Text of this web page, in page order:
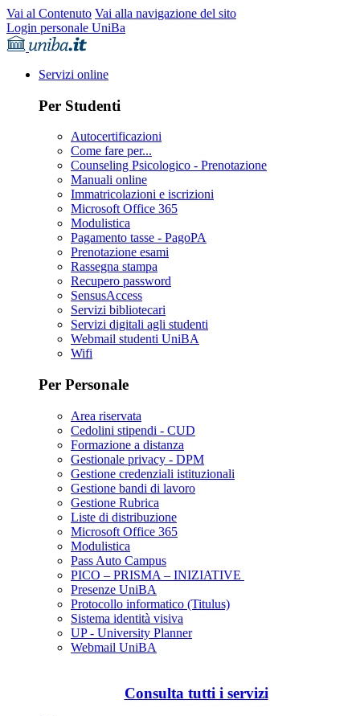
Vai al Contenuto Vai alla navigazione del sito
Login personale UniBa
Servizi online
Per Studenti
Autocertificazioni
Come fare per...
Counseling Psicologico - Prenotazione
Manuali online
Immatricolazioni e iscrizioni
Microsoft Office 365
Modulistica
Pagamento tasse - PagoPA
Prenotazione esami
Rassegna stampa
Recupero password
SensusAccess
Servizi bibliotecari
Servizi digitali agli studenti
Webmail studenti UniBA
Wifi
Per Personale
Area riservata
Cedolini stipendi - CUD
Formazione a distanza
Gestionale privacy - DPM
Gestione credenziali istituzionali
Gestione bandi di lavoro
Gestione Rubrica
Liste di distribuzione
Microsoft Office 365
Modulistica
Pass Auto Campus
PICO – PRISMA – INIZIATIVE
Presenze UniBA
Protocollo informatico (Titulus)
Sistema identità visiva
UP - University Planner
Webmail UniBA
Consulta tutti i servizi